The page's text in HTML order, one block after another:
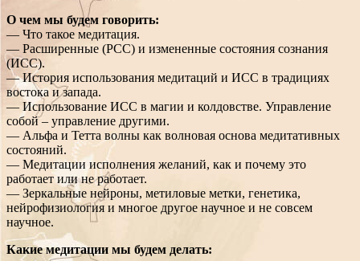
О чем мы будем говорить:
— Что такое медитация.
— Расширенные (РСС) и измененные состояния сознания
(ИСС).
— История использования медитаций и ИСС в традициях
востока и запада.
— Использование ИСС в магии и колдовстве. Управление
собой – управление другими.
— Альфа и Тетта волны как волновая основа медитативных
состояний.
— Медитации исполнения желаний, как и почему это
работает или не работает.
— Зеркальные нейроны, метиловые метки, генетика,
нейрофизиология и многое другое научное и не совсем
научное.
Какие медитации мы будем делать: